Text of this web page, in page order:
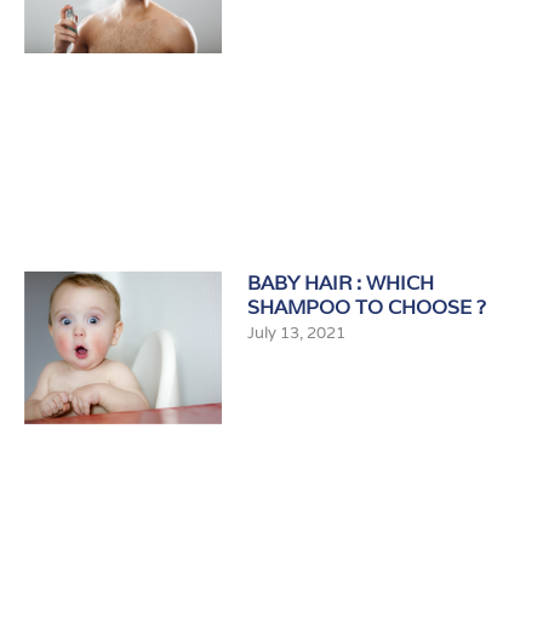
BABY HAIR : WHICH
SHAMPOO TO CHOOSE ?
July 13, 2021